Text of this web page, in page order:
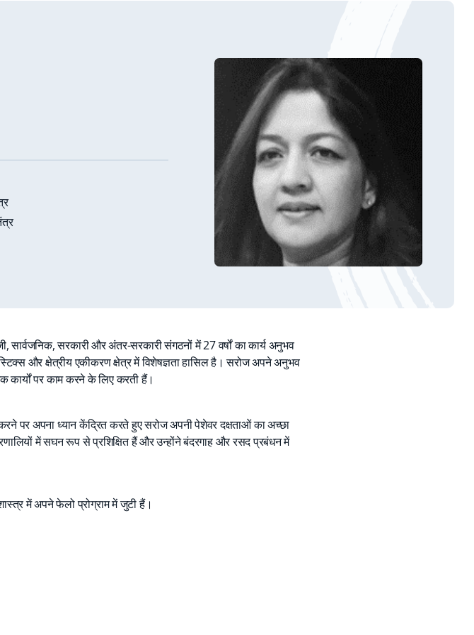
सरकारी और अंतर-सरकारी संगठनों में 27 वर्षों का कार्य अनुभव
और क्षेत्रीय एकीकरण क्षेत्र में विशेषज्ञता हासिल है। सरोज अपने अनुभव
पर काम करने के लिए करती हैं।
पर अपना ध्यान केंद्रित करते हुए सरोज अपनी पेशेवर दक्षताओं का अच्छा
में सघन रूप से प्रशिक्षित हैं और उन्होंने बंदरगाह और रसद प्रबंधन में
में अपने फेलो प्रोग्राम में जुटी हैं।